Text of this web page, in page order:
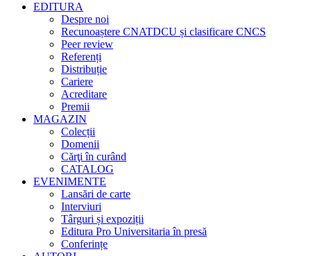
EDITURA
Despre noi
Recunoaștere CNATDCU și clasificare CNCS
Peer review
Referenți
Distribuție
Cariere
Acreditare
Premii
MAGAZIN
Colecții
Domenii
Cărţi în curând
CATALOG
EVENIMENTE
Lansări de carte
Interviuri
Târguri și expoziții
Editura Pro Universitaria în presă
Conferințe